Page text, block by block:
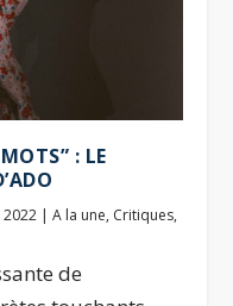
: LE
2022 |A la une, Critiques,
de